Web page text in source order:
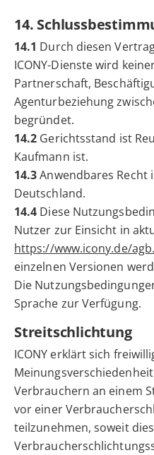
14.
14.1 Durch diesen
ICONY-Dienste wird
Partnerschaft,
Agenturbeziehung
begründet.
14.2 Gerichtsstand ist
Kaufmann ist.
14.3Anwendbares Recht
Deutschland.
14.4 Diese
Nutzer zur Einsicht in
https://www.icony.de/
einzelnen Versionen
Die
Sprache zur Verfügung.
Streitschlichtung
ICONY erklärt sich
Verbrauchern an einem
vor einer
teilzunehmen, soweit